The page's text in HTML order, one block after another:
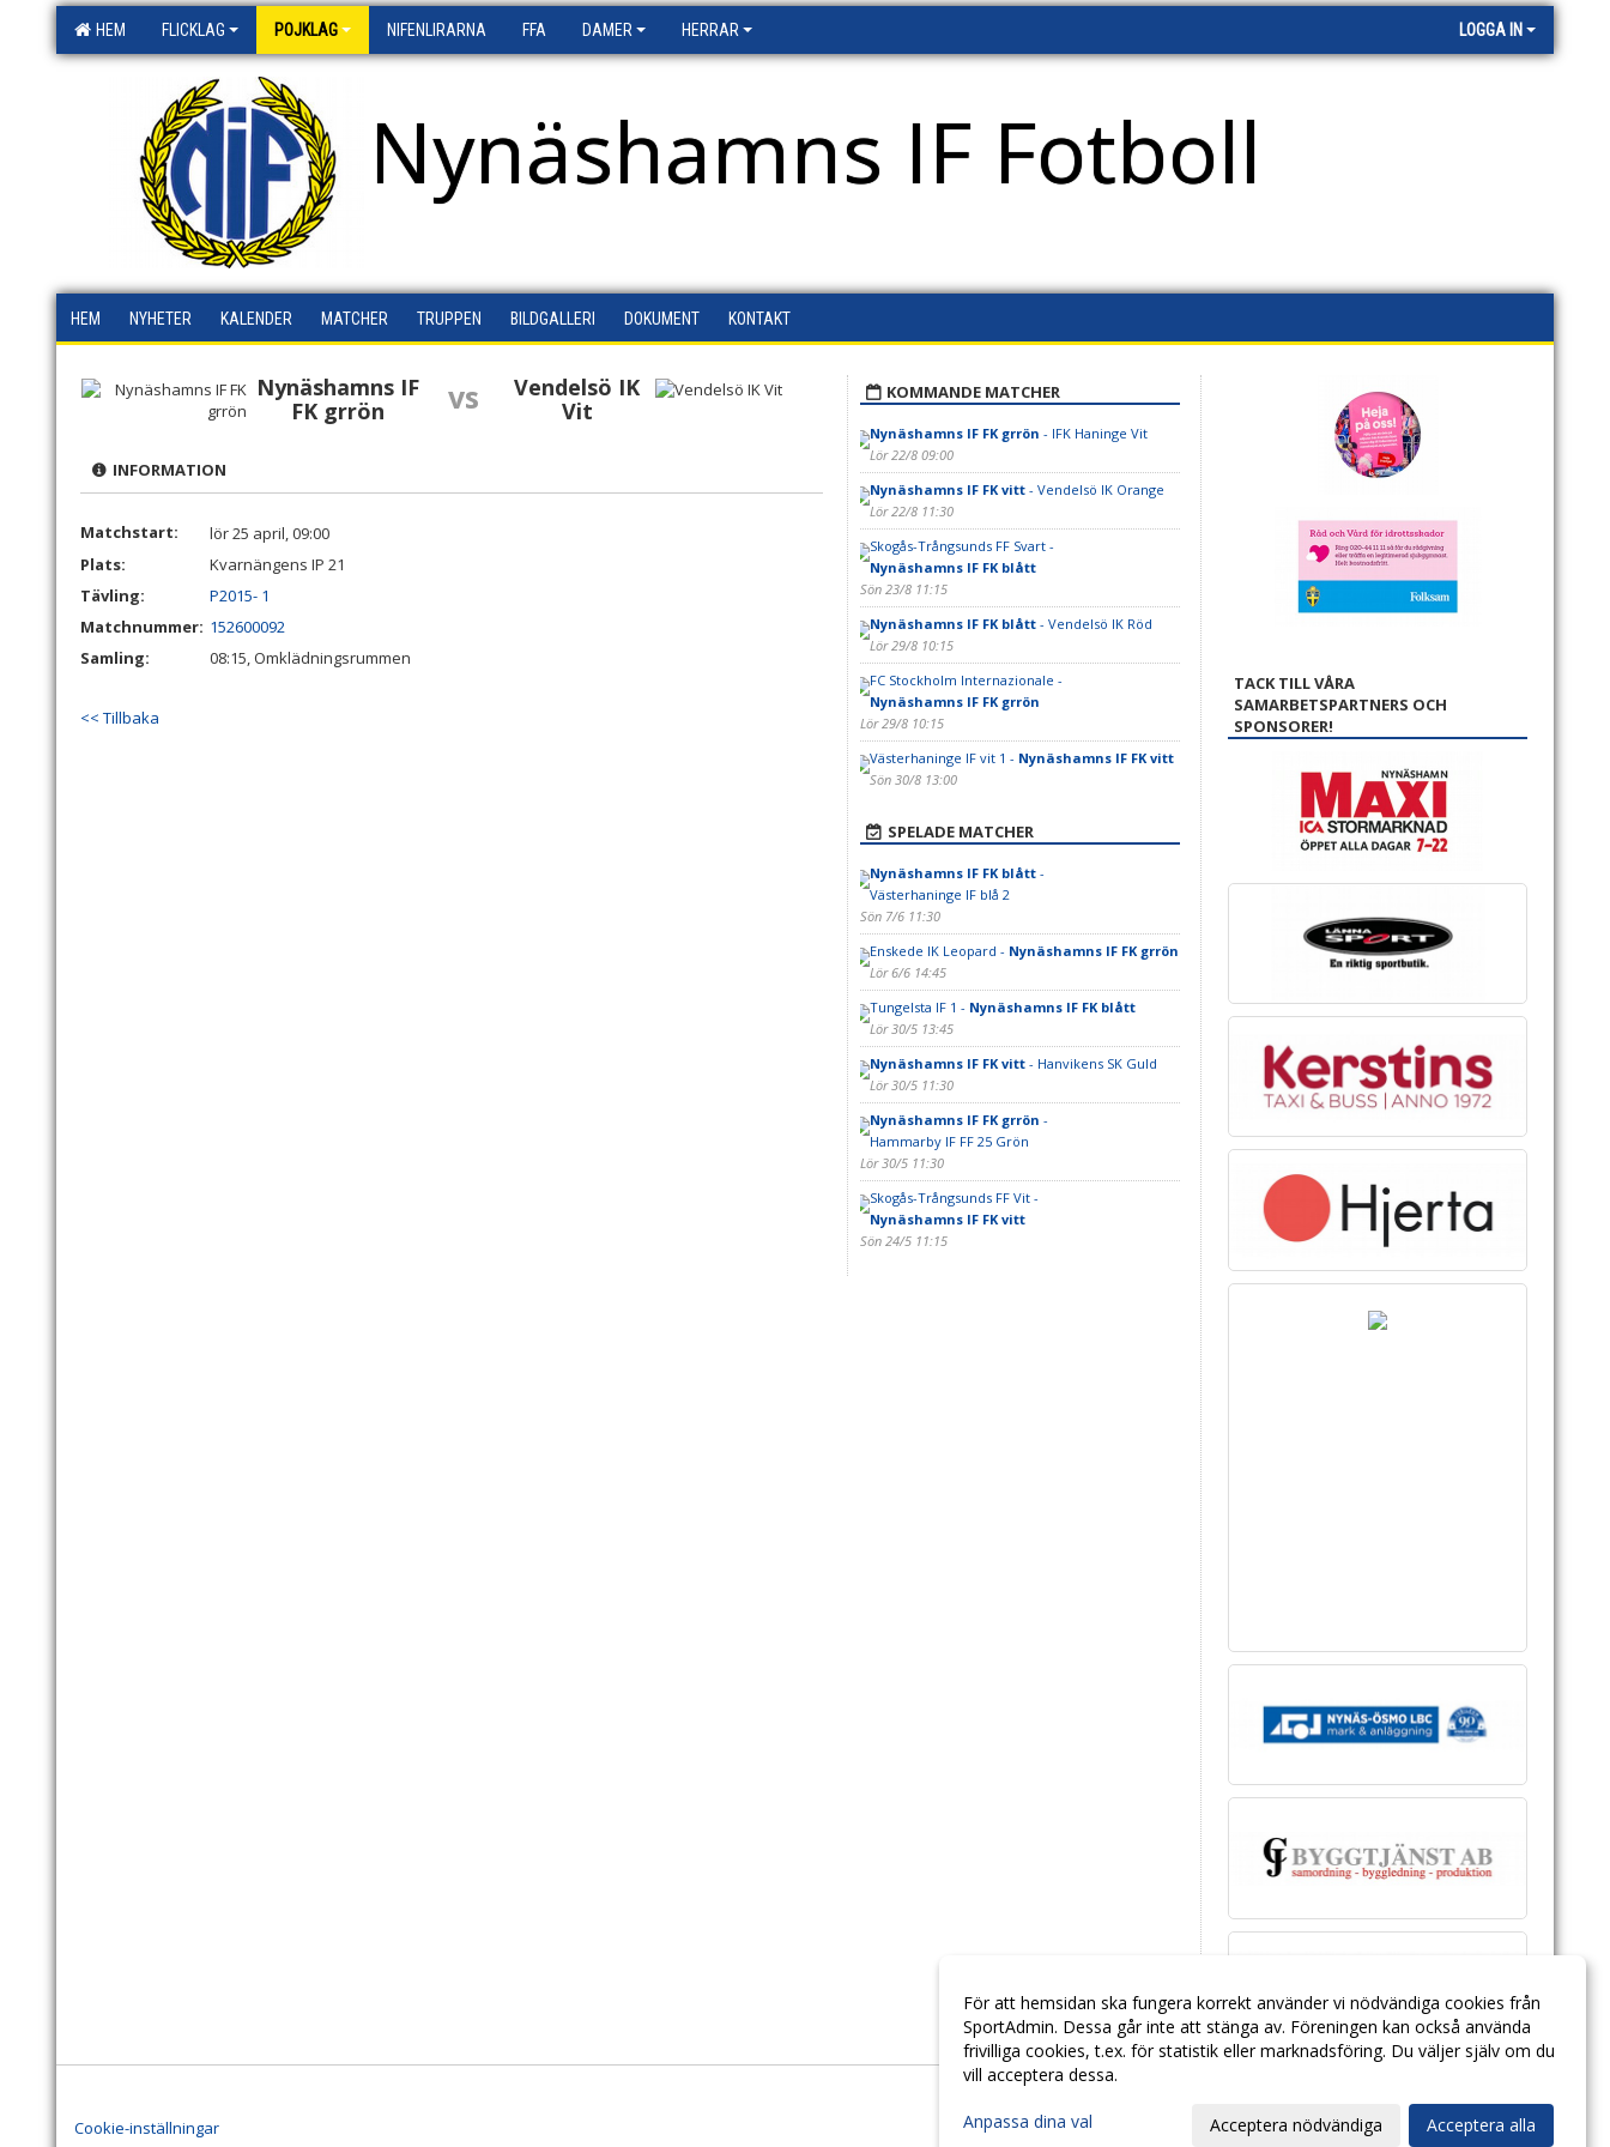
HEM FLICKLAG POJKLAG NIFENLIRARNA FFA DAMER HERRAR LOGGA IN
Nynäshamns IF Fotboll
HEM NYHETER KALENDER MATCHER TRUPPEN BILDGALLERI DOKUMENT KONTAKT
Nynäshamns IF
FK grrön
vs
Vendelsö IK
Vit
INFORMATION
Matchstart:
lör 25 april, 09:00
Plats:
Kvarnängens IP 21
Tävling:
P2015- 1
Matchnummer: 152600092
Samling:
08:15, Omklädningsrummen
<< Tillbaka
KOMMANDE MATCHER
Nynäshamns IF FK grrön - IFK Haninge Vit
Lör 22/8 09:00
Nynäshamns IF FK vitt- Vendelsö IK Orange
Lör 22/8 11:30
Skogås-Trångsunds FF Svart -
Nynäshamns IF FK blått
Sön 23/8 11:15
Nynäshamns IF FK blått- Vendelsö IK Röd
Lör 29/8 10:15
FC Stockholm Internazionale -
Nynäshamns IF FK grrön
Lör 29/8 10:15
Västerhaninge IF vit 1 - Nynäshamns IF FK vitt
Sön 30/8 13:00
SPELADE MATCHER
Nynäshamns IF FK blått-
Västerhaninge IF blå 2
Sön 7/6 11:30
Enskede IK Leopard - Nynäshamns IF FK grrön
Lör 6/6 14:45
Tungelsta IF 1 - Nynäshamns IF FK blått
Lör 30/5 13:45
Nynäshamns IF FK vitt- Hanvikens SK Guld
Lör 30/5 11:30
Nynäshamns IF FK grrön -
Hammarby IF FF 25 Grön
Lör 30/5 11:30
Skogås-Trångsunds FF Vit -
Nynäshamns IF FK vitt
Sön 24/5 11:15
TACK TILL VÅRA
SAMARBETSPARTNERS OCH
SPONSORER!
Cookie-inställningar
För att hemsidan ska fungera korrekt använder vi nödvändiga cookies från
SportAdmin. Dessa går inte att stänga av. Föreningen kan också använda
frivilliga cookies, t.ex. för statistik eller marknadsföring. Du väljer själv om du
vill acceptera dessa.
Anpassa dina val Acceptera nödvändiga Acceptera alla